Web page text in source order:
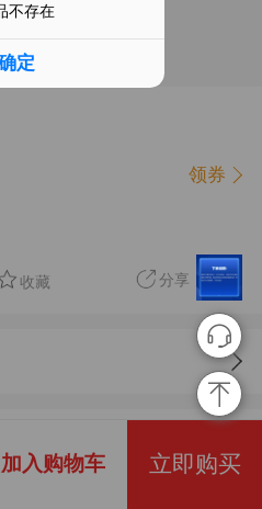
领券
收藏 分享
加入购物车 立即购买
不存在
定